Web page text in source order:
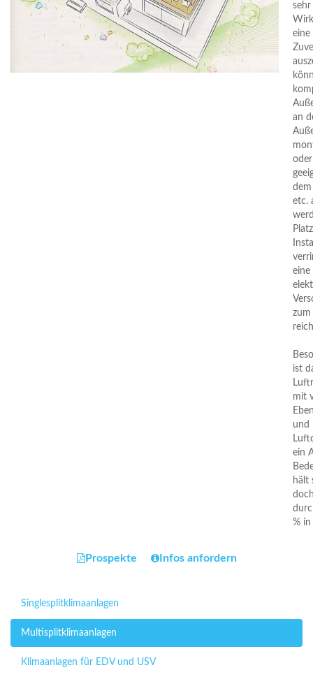
eine
an
etc.
eine
zum
ist
mit
und
ein
hält
% in
Prospekte Infos anfordern
Singlesplitklimaanlagen
Multisplitklimaanlagen
Klimaanlagen für EDV und USV